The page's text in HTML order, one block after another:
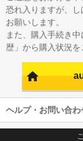
恐れ入りますが、
お願いします。
また、購入手続き
歴」から購入状況を
ヘルプ・お問い合わ